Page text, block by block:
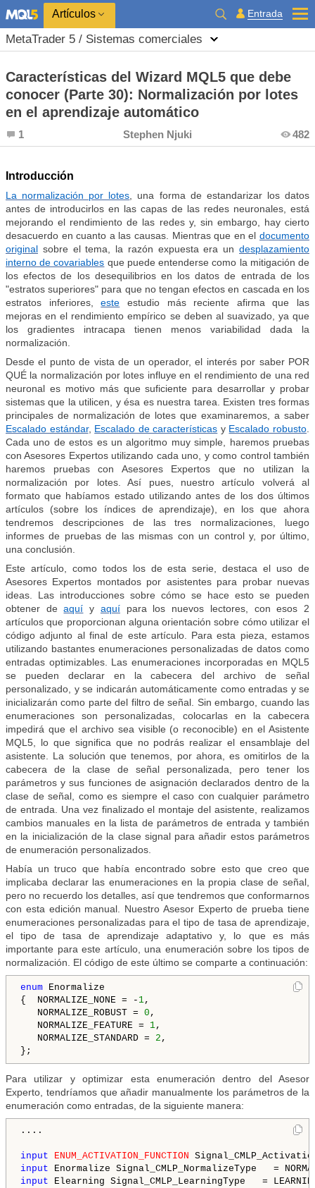
Artículos Entrada
MetaTrader 5 / Sistemas comerciales
Características del Wizard MQL5 que debe
conocer (Parte 30): Normalización por lotes
en el aprendizaje automático
1 Stephen Njuki 482
Introducción
La normalización por lotes , una forma de estandarizar los datos
antes de introducirlos en las capas de las redes neuronales, está
mejorando el rendimiento de las redes y, sin embargo, hay cierto
desacuerdo en cuanto a las causas. Mientras que en el documento
original sobre el tema, la razón expuesta era un desplazamiento
interno de covariables que puede entenderse como la mitigación de
los efectos de los desequilibrios en los datos de entrada de los
"estratos superiores" para que no tengan efectos en cascada en los
estratos inferiores,este estudio más reciente afirma que las
mejoras en el rendimiento empírico se deben al suavizado, ya que
los gradientes intracapa tienen menos variabilidad dada la
normalización.
Desde el punto de vista de un operador, el interés por saber POR
QUÉ la normalización por lotes influye en el rendimiento de una red
neuronal es motivo más que suficiente para desarrollar y probar
sistemas que la utilicen, y ésa es nuestra tarea. Existen tres formas
principales de normalización de lotes que examinaremos, a saber
Escalado estándar, Escalado de características y Escalado robusto
Cada uno de estos es un algoritmo muy simple, haremos pruebas
con Asesores Expertos utilizando cada uno, y como control también
haremos pruebas con Asesores Expertos que no utilizan la
normalización por lotes. Así pues, nuestro artículo volverá al
formato que habíamos estado utilizando antes de los dos últimos
artículos (sobre los índices de aprendizaje), en los que ahora
tendremos descripciones de las tres normalizaciones, luego
informes de pruebas de las mismas con un control y, por último,
una conclusión.
Este artículo, como todos los de esta serie, destaca el uso de
Asesores Expertos montados por asistentes para probar nuevas
ideas. Las introducciones sobre cómo se hace esto se pueden
obtener deaquí y aquípara los nuevos lectores, con esos 2
artículos que proporcionan alguna orientación sobre cómo utilizar el
código adjunto al final de este artículo. Para esta pieza, estamos
utilizando bastantes enumeraciones personalizadas de datos como
entradas optimizables. Las enumeraciones incorporadas en MQL5
se pueden declarar en la cabecera del archivo de señal
personalizado, y se indicarán automáticamente como entradas y se
inicializarán como parte del filtro de señal. Sin embargo, cuando las
enumeraciones son personalizadas, colocarlas en la cabecera
impedirá que el archivo sea visible (o reconocible) en el Asistente
MQL5, lo que significa que no podrás realizar el ensamblaje del
asistente. La solución que tenemos, por ahora, es omitirlos de la
cabecera de la clase de señal personalizada, pero tener los
parámetros y sus funciones de asignación declarados dentro de la
clase de señal, como es siempre el caso con cualquier parámetro
de entrada. Una vez finalizado el montaje del asistente, realizamos
cambios manuales en la lista de parámetros de entrada y también
en la inicialización de la clase signal para añadir estos parámetros
de enumeración personalizados.
Había un truco que había encontrado sobre esto que creo que
implicaba declarar las enumeraciones en la propia clase de señal,
pero no recuerdo los detalles, así que tendremos que conformarnos
con esta edición manual. Nuestro Asesor Experto de prueba tiene
enumeraciones personalizadas para el tipo de tasa de aprendizaje,
el tipo de tasa de aprendizaje adaptativo y, lo que es más
importante para este artículo, una enumeración sobre los tipos de
normalización. El código de este último se comparte a continuación:
enum Enormalize
{  NORMALIZE_NONE = - 1,
NORMALIZE_ROBUST = 0 ,
NORMALIZE_FEATURE = 1,
NORMALIZE_STANDARD = 2 ,
};
Para utilizar y optimizar esta enumeración dentro del Asesor
Experto, tendríamos que añadir manualmente los parámetros de la
enumeración como entradas, de la siguiente manera:
....
input ENUM_ACTIVATION_FUNCTION
input Enormalize Signal_CMLP_NormalizeType   =
input Elearning Signal_CMLP_LearningType   =